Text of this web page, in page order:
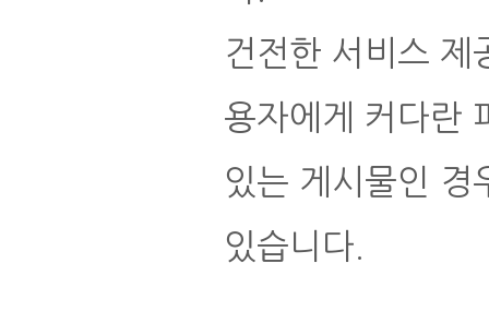
건전한 서비스 제
용자에게 커다란
있는 게시물인 경
있습니다.